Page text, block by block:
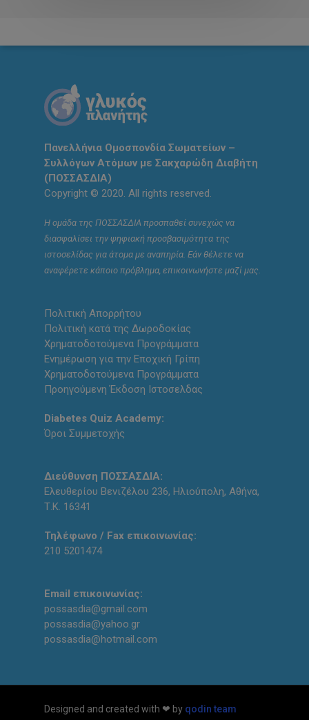
Πανελλήνια Ομοσπονδία Σωματείων –
Συλλόγων Ατόμων με Σακχαρώδη Διαβήτη
(ΠΟΣΣΑΣΔΙΑ)
Copyright © 2020. All rights reserved.
Η ομάδα της ΠΟΣΣΑΣΔΙΑ προσπαθεί συνεχώς να
διασφαλίσει την ψηφιακή προσβασιμότητα της
ιστοσελίδας για άτομα με αναπηρία. Εάν θέλετε να
αναφέρετε κάποιο πρόβλημα, επικοινωνήστε μαζί μας.
Πολιτική Απορρήτου
Πολιτική κατά της Δωροδοκίας
Χρηματοδοτούμενα Προγράμματα
Ενημέρωση για την Εποχική Γρίπη
Χρηματοδοτούμενα Προγράμματα
Προηγούμενη Έκδοση Ιστοσελδας
Diabetes Quiz Academy:
Όροι Συμμετοχής
Διεύθυνση ΠΟΣΣΑΣΔΙΑ:
Ελευθερίου Βενιζέλου 236, Ηλιούπολη, Αθήνα,
Τ.Κ. 16341
Τηλέφωνο / Fax επικοινωνίας:
210 5201474
Email επικοινωνίας:
possasdia@gmail.com
possasdia@yahoo.gr
possasdia@hotmail.com
Designed and created with ❤ by qodin team